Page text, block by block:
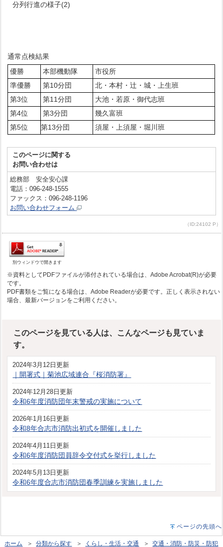
分列行進の様子(2)
通常点検結果
優勝
本部機動隊
市役所
準優勝
第10分団
北・本村・辻・城・上生班
第3位
第11分団
大池・若原・御代志班
第4位
第3分団
幾久富班
第5位
第13分団 須屋・上須屋・堀川班
このページに関する
お問い合わせは
総務部 安全安心課
電話：096-248-1555
ファックス：096-248-1196
お問い合わせフォーム
（ID:24102 P）
別ウィンドウで開きます
※資料としてPDFファイルが添付されている場合は、Adobe Acrobat(R)が必要
です。
PDF書類をご覧になる場合は、Adobe Readerが必要です。正しく表示されない
場合、最新バージョンをご利用ください。
このページを見ている人は、こんなページも見ていま
す。
2024年3月12日更新
｜開署式｜菊池広域連合『桜消防署』
2024年12月28日更新
令和6年度消防団年末警戒の実施について
2026年1月16日更新
令和8年合志市消防出初式を開催しました
2024年4月11日更新
令和6年度消防団員辞令交付式を挙行しました
2024年5月13日更新
令和6年度合志市消防団春季訓練を実施しました
ページの先頭へ
ホーム ＞分類から探す ＞ くらし・生活・交通 ＞交通・消防・防災・防犯